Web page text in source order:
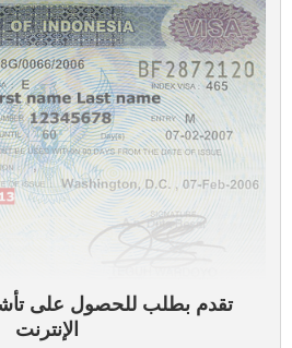
تقدم بطلب للحصول على
الإنترنت